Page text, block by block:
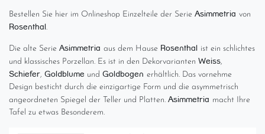
Bestellen Sie hier im Onlineshop Einzelteile der Serie Asimmetria von
Rosenthal.
Die alte Serie Asimmetria aus dem Hause Rosenthal ist ein schlichtes
und klassisches Porzellan. Es ist in den Dekorvarianten Weiss,
Schiefer, Goldblume und Goldbogen erhältlich. Das vornehme
Design besticht durch die einzigartige Form und die asymmetrisch
angeordneten Spiegel der Teller und Platten. Asimmetria macht Ihre
Tafel zu etwas Besonderem.